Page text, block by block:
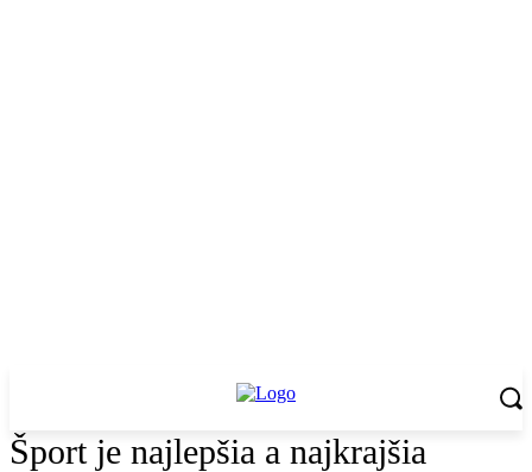
Šport je najlepšia a najkrajšia